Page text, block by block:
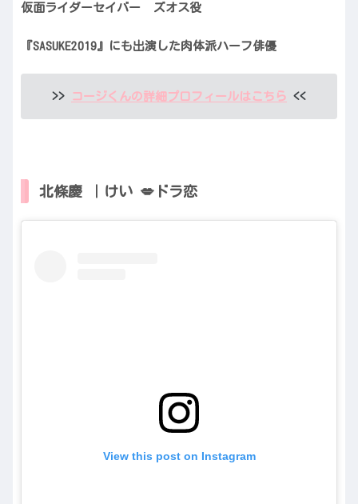
仮面ライダーセイバー ズオス役
『SASUKE2019』にも出演した肉体派ハーフ俳優
>> コージくんの詳細プロフィールはこちら <<
北條慶 ｜けい 💋ドラ恋
View this post on Instagram